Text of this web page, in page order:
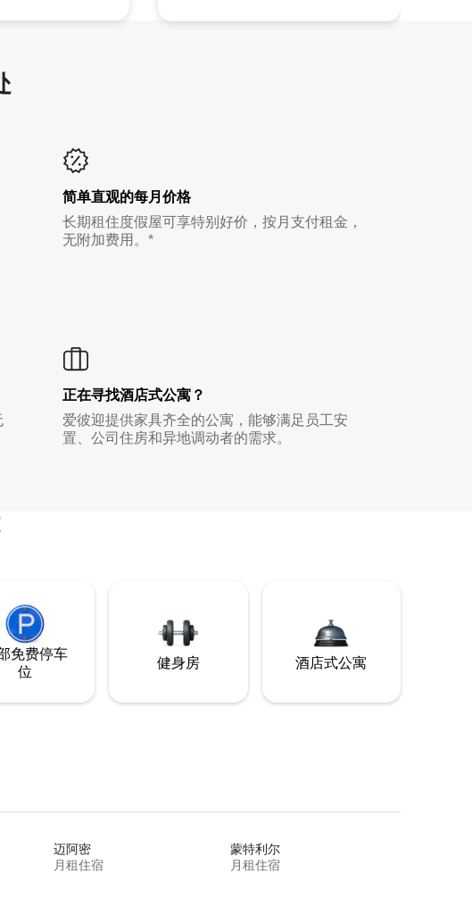
简单直观的每月价格
长期租住度假屋可享特别好价，按月支付租金，
无附加费用。*
正在寻找酒店式公寓？
爱彼迎提供家具齐全的公寓，能够满足员工安
置、公司住房和异地调动者的需求。
免费停车
位
健身房 酒店式公寓
迈阿密
月租住宿
蒙特利尔
月租住宿